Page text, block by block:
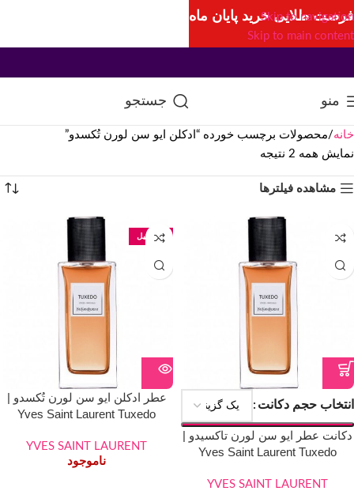
Skip to navigation
Skip to main content
منو جستجو
خانه محصولات برچسب خورده “ادکلن ایو سن لورن تُکسدو”
نمایش همه 2 نتیجه
مشاهده فیلترها
انتخاب حجم دکانت
دکانت عطر ایو سن لورن تاکسیدو |
Yves Saint Laurent Tuxedo
YVES SAINT LAURENT
100 میل
عطر ادکلن ایو سن لورن تُکسدو |
Yves Saint Laurent Tuxedo
YVES SAINT LAURENT
ناموجود
فرصت طلایی خرید پایان ماه